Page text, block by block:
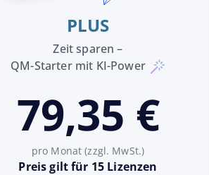
PLUS
Zeit sparen –
QM-Starter mit KI-Power
79,35 €
pro Monat (zzgl. MwSt.)
Preis gilt für 15 Lizenzen